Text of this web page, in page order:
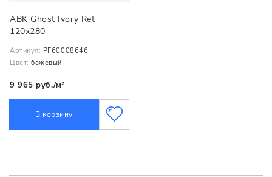
ABK Ghost Ivory Ret
120x280
Артикул: PF60008646
Цвет: бежевый
9 965 руб./м²
В корзину